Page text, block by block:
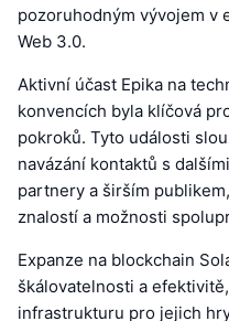
pozoruhodným vývojem v
Web 3.0.
Aktivní účast Epika na
konvencích byla klíčová
pokroků. Tyto události
navázání kontaktů s
partnery a širším
znalostí a možnosti
Expanze na blockchain
škálovatelnosti a
infrastrukturu pro jejich